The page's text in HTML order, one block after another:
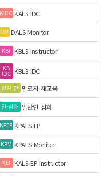
KIDC KALS IDC
DM DALS Monitor
KBI KBLS Instructor
KB
IDC KBLS IDC
일강-만 만료자 재교육
일-심화 일반인 심화
KPEP KPALS EP
KPM KPALS Monitor
KEI KALS EP Instructor